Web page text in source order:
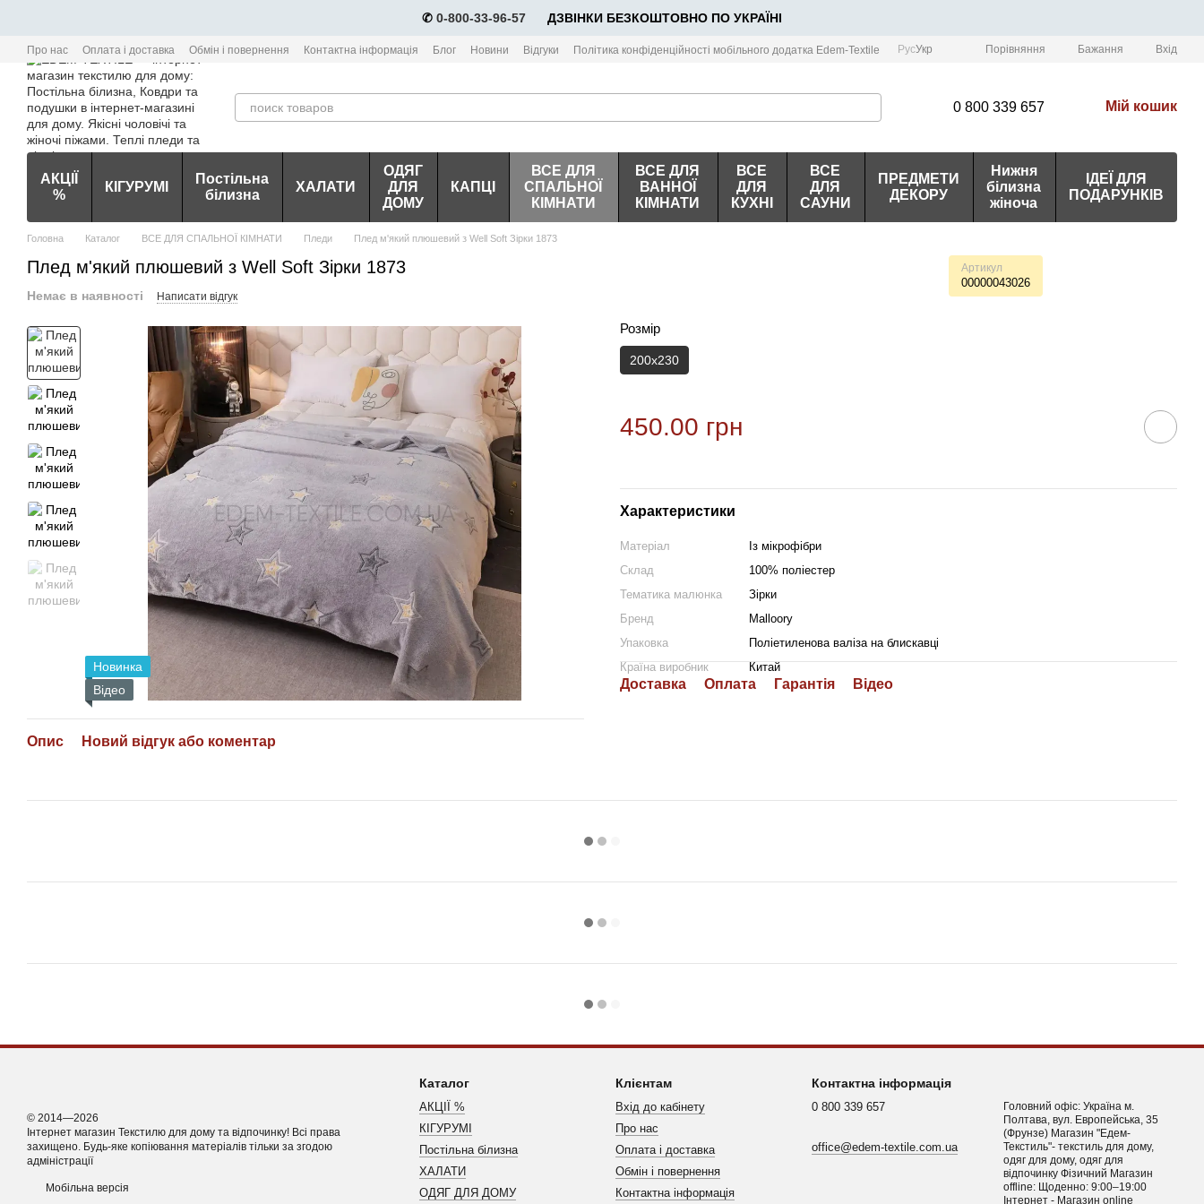
✆ 0-800-33-96-57 ⠀⠀ДЗВІНКИ БЕЗКОШТОВНО ПО УКРАЇНІ
Про нас Оплата і доставка Обмін і повернення Контактна інформація Блог Новини Відгуки Політика конфіденційності мобільного додатка Edem-Textile РусУкр Порівняння Бажання Вхід
0 800 339 657 Мій кошик
АКЦІЇ
%
КІГУРУМІ
Постільна
білизна
ХАЛАТИ
ОДЯГ
ДЛЯ
ДОМУ
КАПЦІ
ВСЕ ДЛЯ
СПАЛЬНОЇ
КІМНАТИ
ВСЕ ДЛЯ
ВАННОЇ
КІМНАТИ
ВСЕ
ДЛЯ
КУХНІ
ВСЕ
ДЛЯ
САУНИ
ПРЕДМЕТИ
ДЕКОРУ
Нижня
білизна
жіноча
ІДЕЇ ДЛЯ
ПОДАРУНКІВ
Головна Каталог ВСЕ ДЛЯ СПАЛЬНОЇ КІМНАТИ Пледи Плед м'який плюшевий з Well Soft Зірки 1873
Плед м'який плюшевий з Well Soft Зірки 1873 Артикул
00000043026
Немає в наявності Написати відгук
Новинка
Відео
Опис Новий відгук або коментар
Розмір
200х230
450.00 грн
Характеристики
Матеріал
Із мікрофібри
Склад
100% поліестер
Тематика малюнка
Зірки
Бренд
Malloory
Упаковка
Поліетиленова валіза на блискавці
Країна виробник
Китай
Доставка Оплата Гарантія Відео
© 2014—2026
Інтернет магазин Текстилю для дому та відпочинку! Всі права
захищено. Будь-яке копіювання матеріалів тільки за згодою
адміністрації
Мобільна версія
Каталог
АКЦІЇ %
КІГУРУМІ
Постільна білизна
ХАЛАТИ
ОДЯГ ДЛЯ ДОМУ
Клієнтам
Вхід до кабінету
Про нас
Оплата і доставка
Обмін і повернення
Контактна інформація
Контактна інформація
0 800 339 657
office@edem-textile.com.ua
Головний офіс: Україна м.
Полтава, вул. Европейська, 35
(Фрунзе) Магазин "Едем-
Текстиль"- текстиль для дому,
одяг для дому, одяг для
відпочинку Фізичний Магазин
offline: Щоденно: 9:00–19:00
Інтернет - Магазин online